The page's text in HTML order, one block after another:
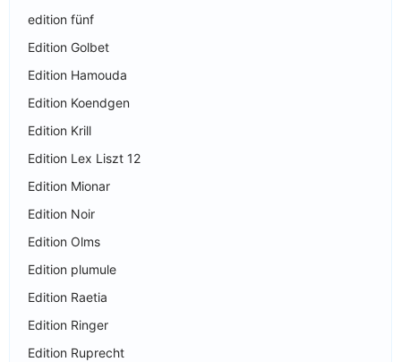
edition fünf
Edition Golbet
Edition Hamouda
Edition Koendgen
Edition Krill
Edition Lex Liszt 12
Edition Mionar
Edition Noir
Edition Olms
Edition plumule
Edition Raetia
Edition Ringer
Edition Ruprecht